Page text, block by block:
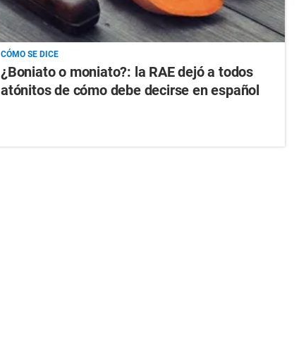
CÓMO SE DICE
¿Boniato o moniato?: la RAE dejó a todos
atónitos de cómo debe decirse en español